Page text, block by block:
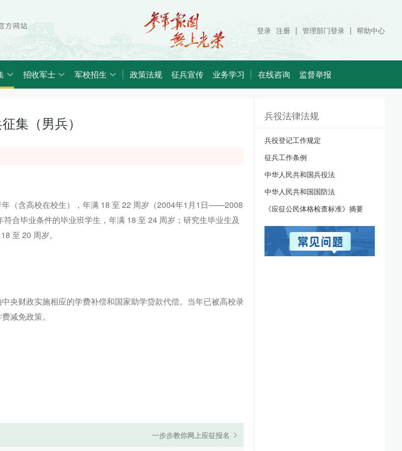
登录 注册 | 管理部门登录 | 帮助中心
招收军士 军校招生 政策法规 征兵宣传 业务学习 在线咨询 监督举报
集（男兵）
（含高校在校生），年满 18 至 22 周岁（2004年1月1日——2008
合毕业条件的毕业班学生，年满 18 至 24 周岁；研究生毕业生及
至 20 周岁。
央财政实施相应的学费补偿和国家助学贷款代偿。当年已被高校录
减免政策。
一步步教你网上应征报名
兵役法律法规
兵役登记工作规定
征兵工作条例
中华人民共和国兵役法
中华人民共和国国防法
《应征公民体格检查标准》摘要